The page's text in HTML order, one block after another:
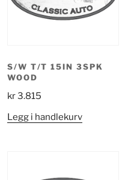
S/W T/T 15IN 3SPK
WOOD
kr3.815
Legg i handlekurv